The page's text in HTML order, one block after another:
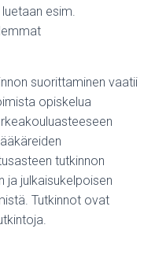
esim.
suorittaminen vaatii
opiskelua
tutkinnon
ja julkaisukelpoisen
Tutkinnot ovat